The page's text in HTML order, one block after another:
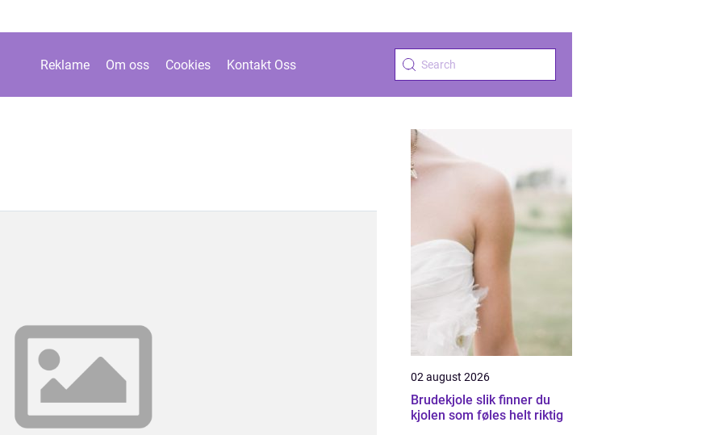
Reklame Om oss Cookies Kontakt Oss
02 august 2026
Brudekjole slik finner du
kjolen som føles helt riktig